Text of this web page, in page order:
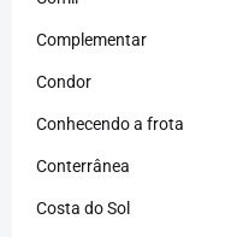
Complementar
Condor
Conhecendo a frota
Conterrânea
Costa do Sol